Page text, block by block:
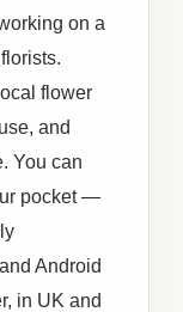
on a
flower
and
You can
pocket —
Android
in UK and